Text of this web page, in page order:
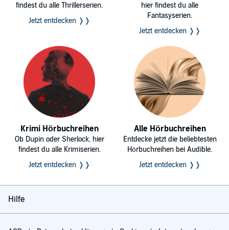
findest du alle Thrillerserien.
Jetzt entdecken ❭❭
hier findest du alle
Fantasyserien.
Jetzt entdecken ❭❭
Krimi Hörbuchreihen
Ob Dupin oder Sherlock, hier
findest du alle Krimiserien.
Jetzt entdecken ❭❭
Alle Hörbuchreihen
Entdecke jetzt die beliebtesten
Hörbuchreihen bei Audible.
Jetzt entdecken ❭❭
Hilfe